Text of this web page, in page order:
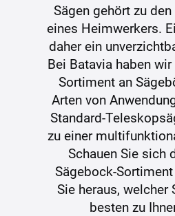
Sägen gehört zu
eines Heimwerkers.
daher ein
Bei Batavia haben
Sortiment an
Arten von
Standard-
zu einer
Schauen Sie sich
Sägebock-
Sie heraus, welcher
besten zu